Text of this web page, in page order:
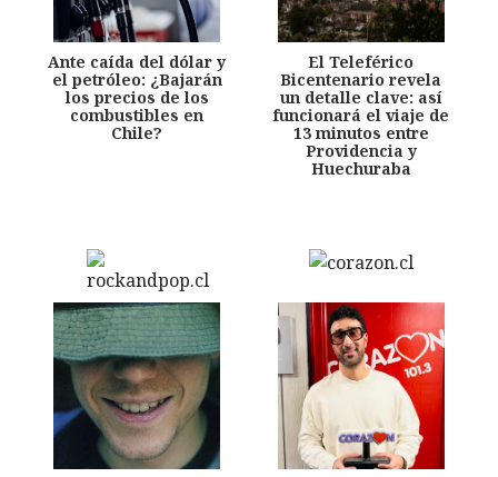
Ante caída del dólar y
el petróleo: ¿Bajarán
los precios de los
combustibles en
Chile?
El Teleférico
Bicentenario revela
un detalle clave: así
funcionará el viaje de
13 minutos entre
Providencia y
Huechuraba